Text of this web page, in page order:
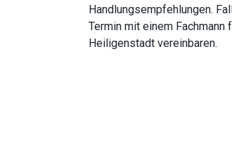
Handlungsempfehlungen.
Termin mit einem
Heiligenstadt vereinbaren.